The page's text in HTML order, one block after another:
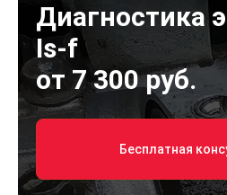
Диагностика
Is-f
от 7 300 руб.
Бесплатная